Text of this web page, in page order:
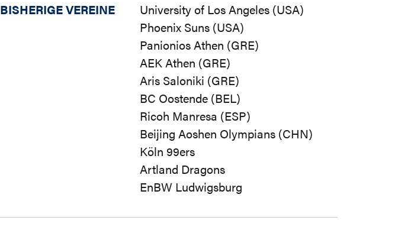
BISHERIGE VEREINE
University of Los Angeles (USA)
Phoenix Suns (USA)
Panionios Athen (GRE)
AEK Athen (GRE)
Aris Saloniki (GRE)
BC Oostende (BEL)
Ricoh Manresa (ESP)
Beijing Aoshen Olympians (CHN)
Köln 99ers
Artland Dragons
EnBW Ludwigsburg